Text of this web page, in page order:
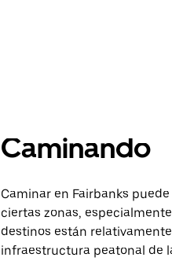
Caminando
Caminar en Fairbanks
ciertas zonas,
destinos están
infraestructura peatonal de